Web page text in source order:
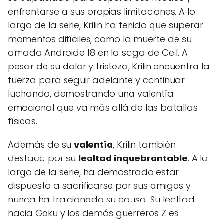
enfrentarse a sus propias limitaciones. A lo
largo de la serie, Krilin ha tenido que superar
momentos difíciles, como la muerte de su
amada Androide 18 en la saga de Cell. A
pesar de su dolor y tristeza, Krilin encuentra la
fuerza para seguir adelante y continuar
luchando, demostrando una valentía
emocional que va más allá de las batallas
físicas.
Además de su valentía, Krilin también
destaca por su lealtad inquebrantable. A lo
largo de la serie, ha demostrado estar
dispuesto a sacrificarse por sus amigos y
nunca ha traicionado su causa. Su lealtad
hacia Goku y los demás guerreros Z es